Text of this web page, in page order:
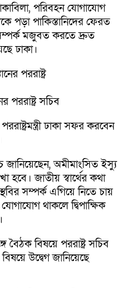
পরিবহন যোগাযোগ
পড়া পাকিস্তানিদের ফেরত
মজুবত করতে দ্রুত
ঢাকা।
পররাষ্ট্র সচিব
ঢাকা সফর করবেন
জানিয়েছেন, অমীমাংসিত ইস্যু
হবে। জাতীয় স্বার্থের কথা
সম্পর্ক এগিয়ে নিতে চায়
থাকলে দ্বিপাক্ষিক
বৈঠক বিষয়ে পররাষ্ট্র সচিব
উদ্বেগ জানিয়েছে